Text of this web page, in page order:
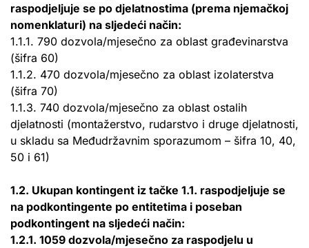
raspodjeljuje se po djelatnostima (prema njemačkoj
nomenklaturi) na sljedeći način:
1.1.1. 790 dozvola/mjesečno za oblast građevinarstva
(šifra 60)
1.1.2. 470 dozvola/mjesečno za oblast izolaterstva
(šifra 70)
1.1.3. 740 dozvola/mjesečno za oblast ostalih
djelatnosti (montažerstvo, rudarstvo i druge djelatnosti,
u skladu sa Međudržavnim sporazumom – šifra 10, 40,
50 i 61)
1.2. Ukupan kontingent iz tačke 1.1. raspodjeljuje se
na podkontingente po entitetima i poseban
podkontingent na sljedeći način:
1.2.1. 1059 dozvola/mjesečno za raspodjelu u